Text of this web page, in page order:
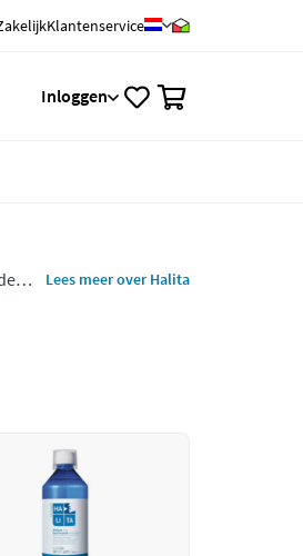
Klantenservice
Inloggen
Lees meer over Halita